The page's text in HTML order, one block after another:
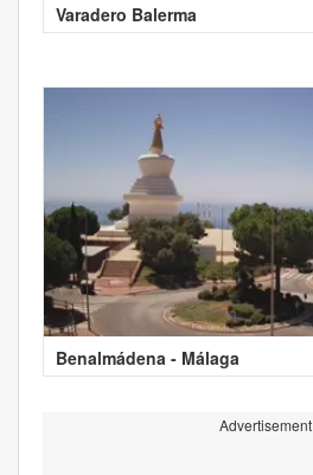
Varadero Balerma
Benalmádena - Málaga
Advertisement